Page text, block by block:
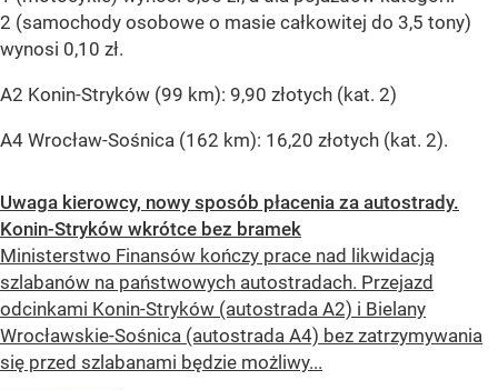
2 (samochody osobowe o masie całkowitej do 3,5 tony)
wynosi 0,10 zł.
A2 Konin-Stryków (99 km): 9,90 złotych (kat. 2)
A4 Wrocław-Sośnica (162 km): 16,20 złotych (kat. 2).
Uwaga kierowcy, nowy sposób płacenia za autostrady.
Konin-Stryków wkrótce bez bramek
Ministerstwo Finansów kończy prace nad likwidacją
szlabanów na państwowych autostradach. Przejazd
odcinkami Konin-Stryków (autostrada A2) i Bielany
Wrocławskie-Sośnica (autostrada A4) bez zatrzymywania
się przed szlabanami będzie możliwy...